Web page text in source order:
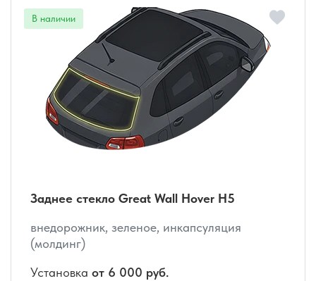
Заднее стекло Great Wall Hover H5
внедорожник, зеленое, инкапсуляция
(молдинг)
Установка от 6 000 руб.